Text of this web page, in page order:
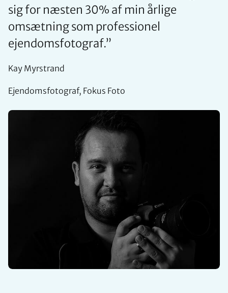
sig for næsten 30% af min årlige
omsætning som professionel
ejendomsfotograf.”
Kay Myrstrand
Ejendomsfotograf, Fokus Foto